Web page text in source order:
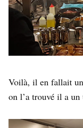
Voilà, il en fallait
on l’a trouvé il a